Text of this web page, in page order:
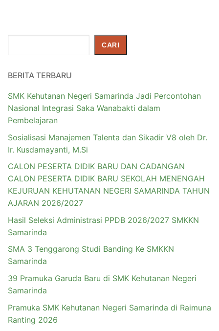
CARI
BERITA TERBARU
SMK Kehutanan Negeri Samarinda Jadi Percontohan
Nasional Integrasi Saka Wanabakti dalam
Pembelajaran
Sosialisasi Manajemen Talenta dan Sikadir V8 oleh Dr.
Ir. Kusdamayanti, M.Si
CALON PESERTA DIDIK BARU DAN CADANGAN
CALON PESERTA DIDIK BARU SEKOLAH MENENGAH
KEJURUAN KEHUTANAN NEGERI SAMARINDA TAHUN
AJARAN 2026/2027
Hasil Seleksi Administrasi PPDB 2026/2027 SMKKN
Samarinda
SMA 3 Tenggarong Studi Banding Ke SMKKN
Samarinda
39 Pramuka Garuda Baru di SMK Kehutanan Negeri
Samarinda
Pramuka SMK Kehutanan Negeri Samarinda di Raimuna
Ranting 2026